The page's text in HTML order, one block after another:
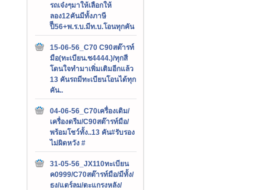
รถเจ๋งๆมาให้เลือกให้
ลอง12คันมีทั้งภาษี
ปีี56+พ.ร.บ.มีท.บ.โอนทุกคัน
15-06-56_C70 C90สต๊ารท์
มือ(ทะเบียน.ช4444.)/ทุกสี
โดนใจทำมาเพิ่มเติมอีกแล้ว
13 คันรถมีทะเบียนโอนได้ทุก
คัน..
04-06-56_C70เครื่องเดิม/
เครื่องดรีม/C90สต๊ารท์มือ/
พร้อมโชว์ทั้ง..13 คัน#รับรอง
ไม่ผิดหวัง #
31-05-56_JX110ทะเบียน
ค0999/C70สต๊ารท์มือ/มีทั้ง/
ธง/แตร์ลม/ตะแกรงหลัง/